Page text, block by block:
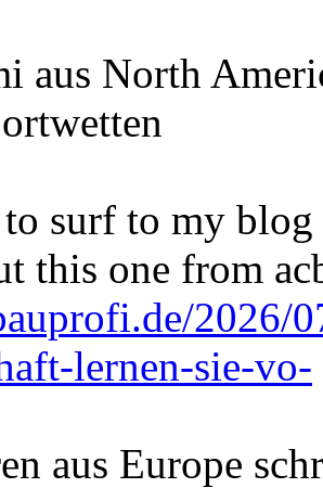
aus North
surf to my
this one from
2026/
lernen-sie-vo-
aus Europe